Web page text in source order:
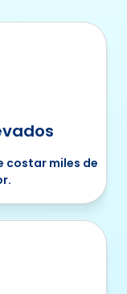
costar miles de